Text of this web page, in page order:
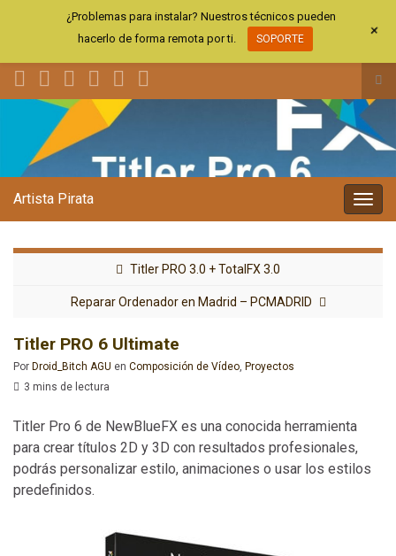
el
de
Search for:
la
Artista Pirata
Titler PRO 3.0 + TotalFX 3.0
Reparar Ordenador en Madrid – PCMADRID
Titler PRO 6 Ultimate
Por Droid_Bitch AGU en Composición de Vídeo Proyectos
3 mins de lectura
Titler Pro 6 de NewBlueFX es una conocida herramienta
para crear títulos 2D y 3D con resultados profesionales,
podrás personalizar estilo, animaciones o usar los estilos
predefinidos.
¿Problemas para instalar? Nuestros técnicos pueden
hacerlo de forma remota por ti.
SOPORTE +